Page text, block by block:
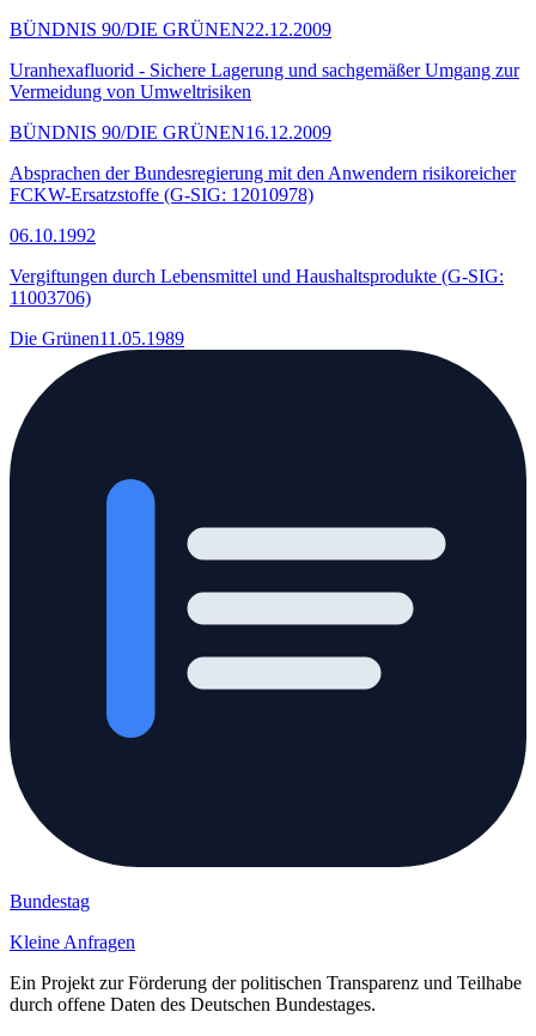
BÜNDNIS 90/DIE GRÜNEN22.12.2009
Uranhexafluorid - Sichere Lagerung und sachgemäßer Umgang zur
Vermeidung von Umweltrisiken
BÜNDNIS 90/DIE GRÜNEN16.12.2009
Absprachen der Bundesregierung mit den Anwendern risikoreicher
FCKW-Ersatzstoffe (G-SIG: 12010978)
06.10.1992
Vergiftungen durch Lebensmittel und Haushaltsprodukte (G-SIG:
11003706)
Die Grünen11.05.1989
Bundestag
Kleine Anfragen
Ein Projekt zur Förderung der politischen Transparenz und Teilhabe
durch offene Daten des Deutschen Bundestages.